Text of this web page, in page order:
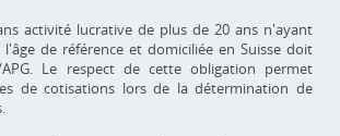
activité lucrative de plus de 20 ans n'ayant
de référence et domiciliée en Suisse doit
Le respect de cette obligation permet
de cotisations lors de la détermination de